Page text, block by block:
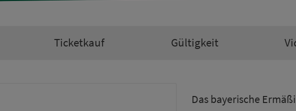
Ticketkauf Gültigkeit
Das bay­e­rische